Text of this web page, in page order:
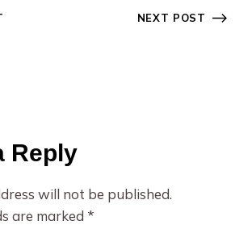
NEXT POST
Reply
will not be published.
are marked *